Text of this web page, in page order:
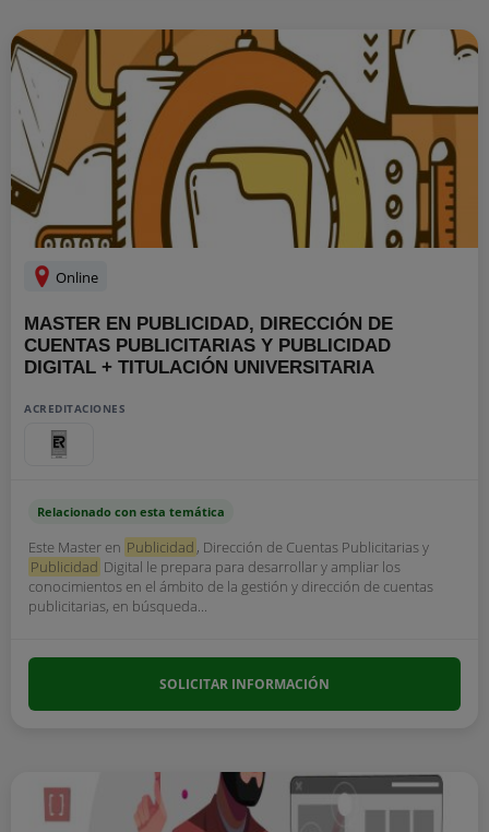
Online
MASTER EN PUBLICIDAD, DIRECCIÓN DE
CUENTAS PUBLICITARIAS Y PUBLICIDAD
DIGITAL + TITULACIÓN UNIVERSITARIA
ACREDITACIONES
Relacionado con esta temática
Este Master en Publicidad , Dirección de Cuentas Publicitarias y
Publicidad Digital le prepara para desarrollar y ampliar los
conocimientos en el ámbito de la gestión y dirección de cuentas
publicitarias, en búsqueda...
SOLICITAR INFORMACIÓN